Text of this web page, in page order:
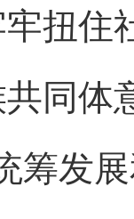
扭住
同体
筹发